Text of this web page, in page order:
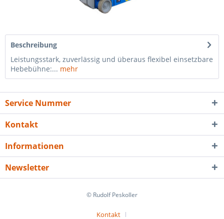
Beschreibung
Leistungsstark, zuverlässig und überaus flexibel einsetzbare
Hebebühne:... mehr
Service Nummer
Kontakt
Informationen
Newsletter
© Rudolf Peskoller
Kontakt